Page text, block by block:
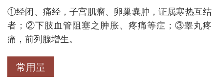
①经闭、痛经，子宫肌瘤、卵巢囊肿，证属寒热互结
者；②下肢血管阻塞之肿胀、疼痛等症；③睾丸疼
痛，前列腺增生。
常用量